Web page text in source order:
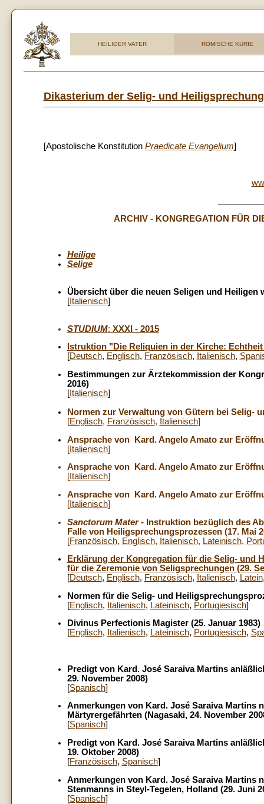
HEILIGER VATER RÖMISCHE KURIE
Dikasterium der Selig- und
[Apostolische Konstitution Praedicate Evangelium]
ARCHIV - KONGREGATION FÜR
Heilige
Selige
Übersicht über die neuen Seligen und Heiligen
[Italienisch]
STUDIUM: XXXI - 2015
Istruktion "Die Reliquien in der Kirche:
[Deutsch, Englisch, Französisch, Italienisch,
Bestimmungen zur Ärztekommission der
2016)
[Italienisch]
Normen zur Verwaltung von Gütern bei Selig-
[Englisch, Französisch, Italienisch]
Ansprache von Kard. Angelo Amato zur
[Italienisch]
Ansprache von Kard. Angelo Amato zur
[Italienisch]
Ansprache von Kard. Angelo Amato zur
[Italienisch]
Sanctorum Mater- Instruktion bezüglich des
Falle von Heiligsprechungsprozessen (17. Mai
[Französisch, Englisch, Italienisch, Lateinisch,
Erklärung der Kongregation für die Selig- und
für die Zeremonie von Seligsprechungen (29.
[Deutsch, Englisch, Französisch, Italienisch, Latein
Normen für die Selig- und
[Englisch, Italienisch, Lateinisch, Portugiesisch]
Divinus Perfectionis Magister (25. Januar 1983)
[Englisch, Italienisch, Lateinisch, Portugiesisch,
Predigt von Kard. José Saraiva Martins
29. November 2008)
[Spanisch]
Anmerkungen von Kard. José Saraiva Martins
Märtyrergefährten (Nagasaki, 24. November
[Spanisch]
Predigt von Kard. José Saraiva Martins
19. Oktober 2008)
[Französisch, Spanisch]
Anmerkungen von Kard. José Saraiva Martins
Stenmanns in Steyl-Tegelen, Holland (29. Juni
[Spanisch]